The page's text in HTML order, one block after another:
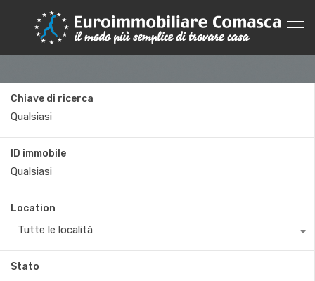
Chiave di ricerca
ID immobile
Location
Tutte le località
Stato